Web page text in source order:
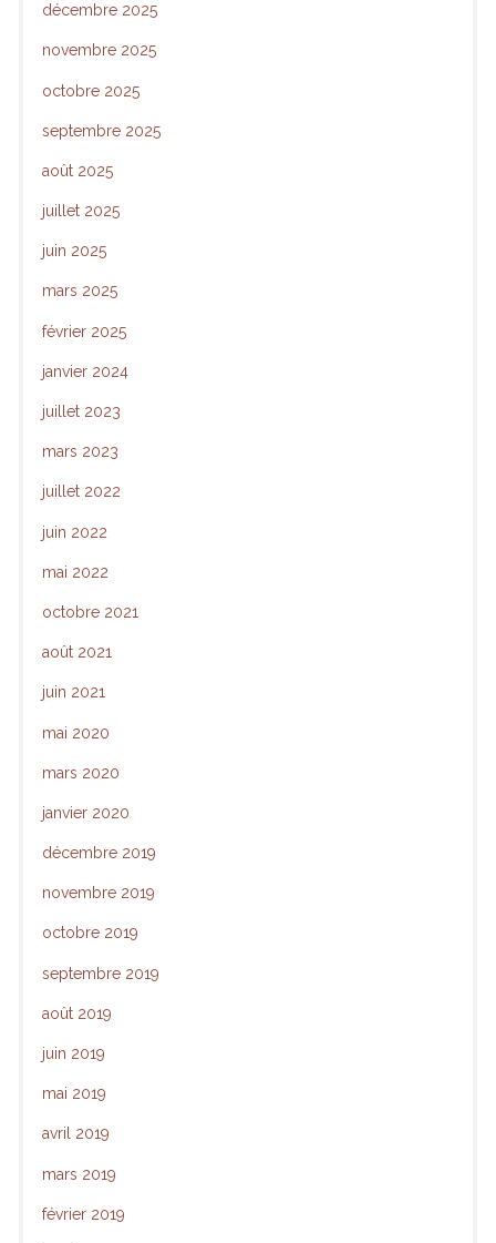
décembre 2025
novembre 2025
octobre 2025
septembre 2025
août 2025
juillet 2025
juin 2025
mars 2025
février 2025
janvier 2024
juillet 2023
mars 2023
juillet 2022
juin 2022
mai 2022
octobre 2021
août 2021
juin 2021
mai 2020
mars 2020
janvier 2020
décembre 2019
novembre 2019
octobre 2019
septembre 2019
août 2019
juin 2019
mai 2019
avril 2019
mars 2019
février 2019